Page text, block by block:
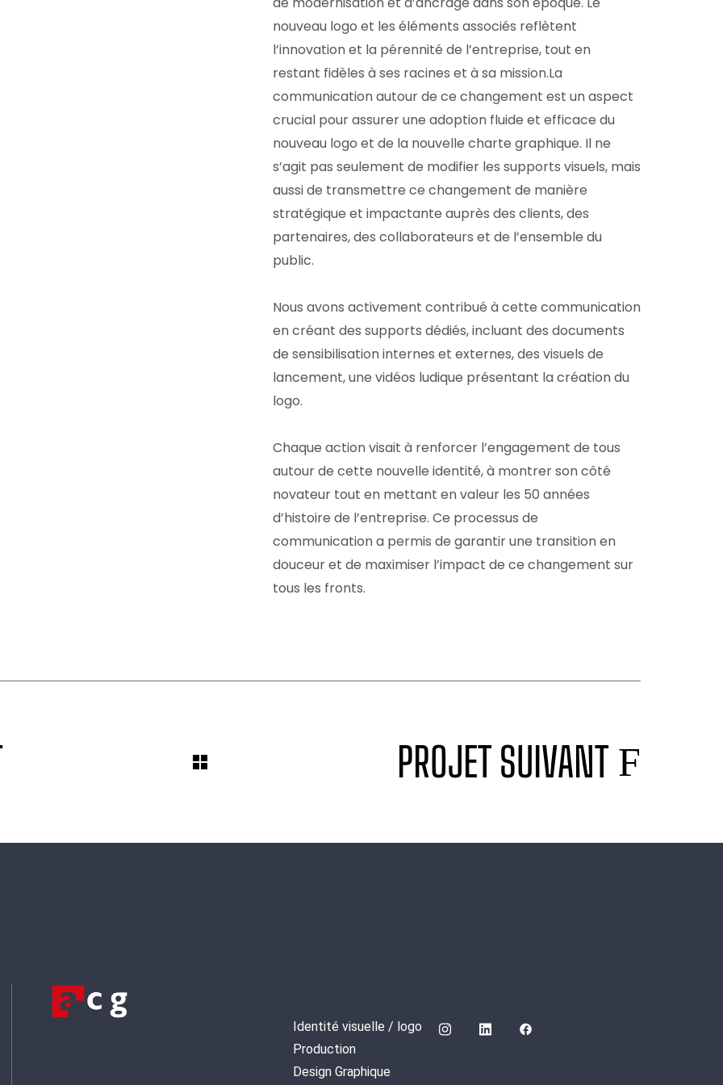
nouveau logo et les éléments associés reflètent
l’innovation et la pérennité de l’entreprise, tout en
restant fidèles à ses racines et à sa mission.La
communication autour de ce changement est un aspect
crucial pour assurer une adoption fluide et efficace du
nouveau logo et de la nouvelle charte graphique. Il ne
s’agit pas seulement de modifier les supports visuels, mais
aussi de transmettre ce changement de manière
stratégique et impactante auprès des clients, des
partenaires, des collaborateurs et de l’ensemble du
public.
Nous avons activement contribué à cette communication
en créant des supports dédiés, incluant des documents
de sensibilisation internes et externes, des visuels de
lancement, une vidéos ludique présentant la création du
logo.
Chaque action visait à renforcer l’engagement de tous
autour de cette nouvelle identité, à montrer son côté
novateur tout en mettant en valeur les 50 années
d’histoire de l’entreprise. Ce processus de
communication a permis de garantir une transition en
douceur et de maximiser l’impact de ce changement sur
tous les fronts.
PROJET SUIVANT
Identité visuelle / logo
Production
Design Graphique